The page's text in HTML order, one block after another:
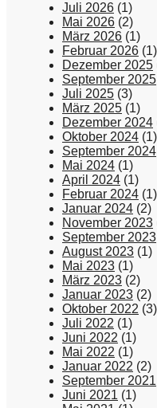
Juli 2026 (1)
Mai 2026 (2)
März 2026 (1)
Februar 2026 (1)
Dezember 2025
September 2025
Juli 2025 (3)
März 2025 (1)
Dezember 2024
Oktober 2024 (1)
September 2024
Mai 2024 (1)
April 2024 (1)
Februar 2024 (1)
Januar 2024 (2)
November 2023
September 2023
August 2023 (1)
Mai 2023 (1)
März 2023 (2)
Januar 2023 (2)
Oktober 2022 (3)
Juli 2022 (1)
Juni 2022 (1)
Mai 2022 (1)
Januar 2022 (2)
September 2021
Juni 2021 (1)